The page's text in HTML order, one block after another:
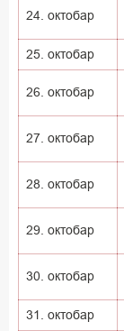
24. октобар
25. октобар
26. октобар
27. октобар
28. октобар
29. октобар
30. октобар
31. октобар